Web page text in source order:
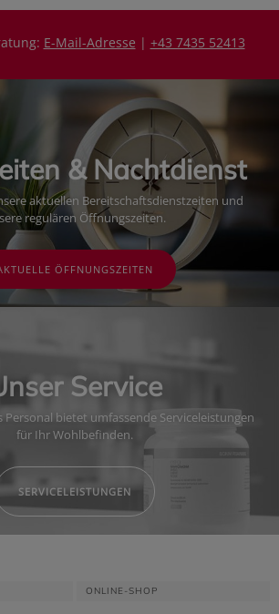
E-Mail-Adresse | +43 7435 52413
& Nachtdienst
aktuellen Bereitschaftsdienstzeiten und
regulären Öffnungszeiten.
ÖFFNUNGSZEITEN
Service
Personal bietet umfassende Serviceleistungen
für Ihr Wohlbefinden.
SERVICELEISTUNGEN
ONLINE-SHOP